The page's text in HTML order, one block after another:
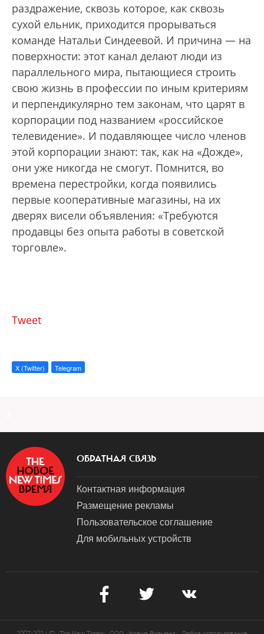
раздражение, сквозь которое, как сквозь
сухой ельник, приходится прорываться
команде Натальи Синдеевой. И причина — на
поверхности: этот канал делают люди из
параллельного мира, пытающиеся строить
свою жизнь в профессии по иным критериям
и перпендикулярно тем законам, что царят в
корпорации под названием «российское
телевидение». И подавляющее число членов
этой корпорации знают: так, как на «Дожде»,
они уже никогда не смогут. Помнится, во
времена перестройки, когда появились
первые кооперативные магазины, на их
дверях висели объявления: «Требуются
продавцы без опыта работы в советской
торговле».
Tweet
X (Twitter) Telegram
ОБРАТНАЯ СВЯЗЬ
Контактная информация
Размещение рекламы
Пользовательское соглашение
Для мобильных устройств